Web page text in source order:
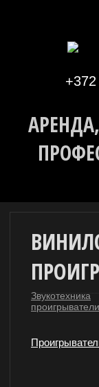
Звукотехника
проигрыватели